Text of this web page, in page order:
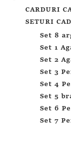
CARDURI
SETURI
Set 8
Set 1
Set 2
Set 3
Set 4
Set 5
Set 6
Set 7